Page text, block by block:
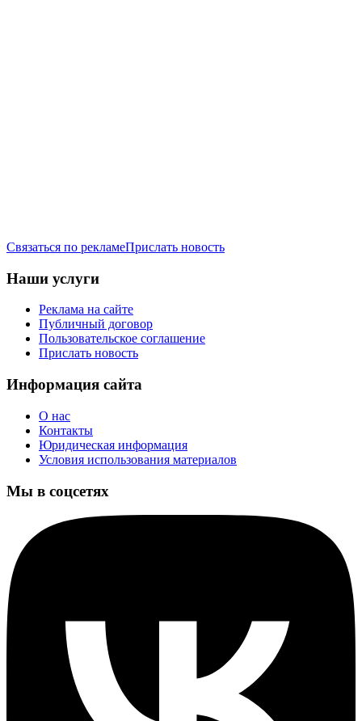
Связаться по рекламеПрислать новость
Наши услуги
Реклама на сайте
Публичный договор
Пользовательское соглашение
Прислать новость
Информация сайта
О нас
Контакты
Юридическая информация
Условия использования материалов
Мы в соцсетях